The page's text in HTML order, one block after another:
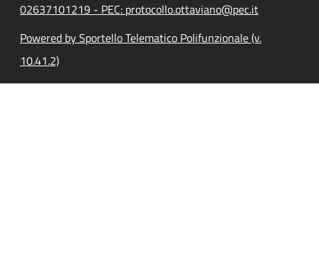
02637101219 - PEC: protocollo.ottaviano@pec.it
Powered by Sportello Telematico Polifunzionale (v.
10.41.2)